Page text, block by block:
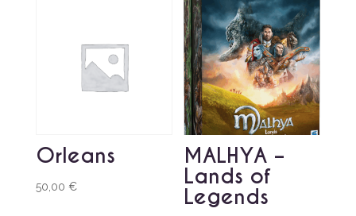
Orleans
50,00 €
MALHYA –
Lands of
Legends